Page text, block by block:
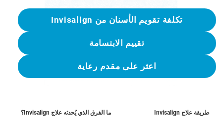
تكلفة تقويم الأسنان من Invisalign
تقييم الابتسامة
اعثر على مقدم رعاية
طريقة علاج Invisalign ما الفرق الذي يُحدثه علاج Invisalign؟